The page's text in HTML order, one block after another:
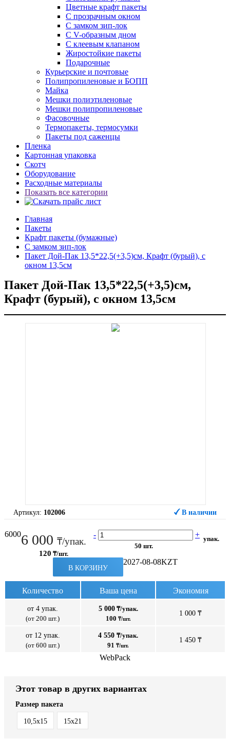
Цветные крафт пакеты
С прозрачным окном
С замком зип-лок
С V-образным дном
С клеевым клапаном
Жиростойкие пакеты
Подарочные
Курьерские и почтовые
Полипропиленовые и БОПП
Майка
Мешки полиэтиленовые
Мешки полипропиленовые
Фасовочные
Термопакеты, термосумки
Пакеты под саженцы
Пленка
Картонная упаковка
Скотч
Оборудование
Расходные материалы
Показать все категории
Главная
Пакеты
Крафт пакеты (бумажные)
С замком зип-лок
Пакет Дой-Пак 13,5*22,5(+3,5)см, Крафт (бурый), с
окном 13,5см
Пакет Дой-Пак 13,5*22,5(+3,5)см,
Крафт (бурый), с окном 13,5см
Артикул: 102006 В наличии
60006 000 ₸/упак.
120 ₸/шт.
- +
50 шт.
упак.
В КОРЗИНУ
2027-08-08KZT
Количество Ваша цена Экономия
от 4 упак.
(от 200 шт.)
5 000₸/упак.
100 ₸/шт.
1 000 ₸
от 12 упак.
(от 600 шт.)
4 550 ₸/упак.
91 ₸/шт.
1 450 ₸
WebPack
Этот товар в других вариантах
Размер пакета
10,5х15 15x21